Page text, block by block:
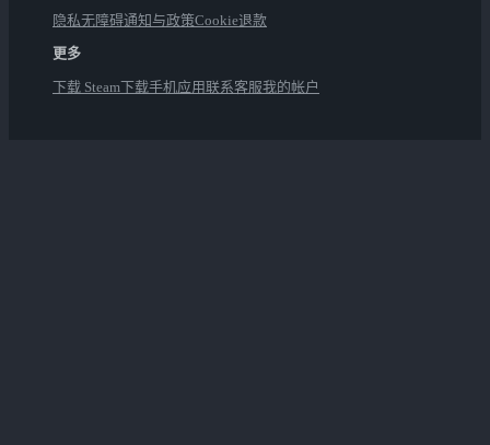
隐私无障碍通知与政策Cookie退款
更多
下载 Steam下载手机应用联系客服我的帐户